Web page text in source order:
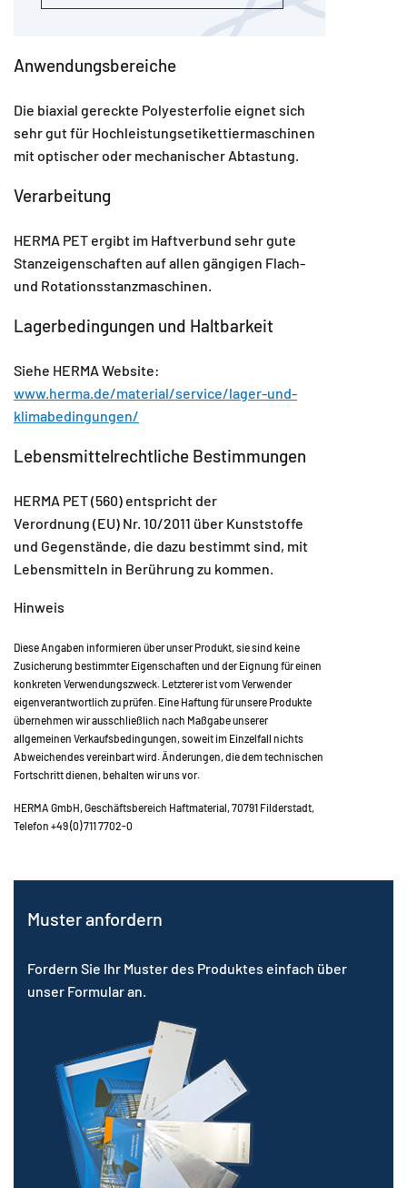
Anwendungsbereiche
Die biaxial gereckte Polyesterfolie eignet sich
sehr gut für Hochleistungsetikettiermaschinen
mit optischer oder mechanischer Abtastung.
Verarbeitung
HERMA PET ergibt im Haftverbund sehr gute
Stanzeigenschaften auf allen gängigen Flach-
und Rotationsstanzmaschinen.
Lagerbedingungen und Haltbarkeit
Siehe HERMA Website:
www.herma.de/material/service/lager-und-
klimabedingungen/
Lebensmittelrechtliche Bestimmungen
HERMA PET (560) entspricht der
Verordnung (EU) Nr. 10/2011 über Kunststoffe
und Gegenstände, die dazu bestimmt sind, mit
Lebensmitteln in Berührung zu kommen.
Hinweis
Diese Angaben informieren über unser Produkt, sie sind keine
Zusicherung bestimmter Eigenschaften und der Eignung für einen
konkreten Verwendungszweck. Letzterer ist vom Verwender
eigenverantwortlich zu prüfen. Eine Haftung für unsere Produkte
übernehmen wir ausschließlich nach Maßgabe unserer
allgemeinen Verkaufsbedingungen, soweit im Einzelfall nichts
Abweichendes vereinbart wird. Änderungen, die dem technischen
Fortschritt dienen, behalten wir uns vor.
HERMA GmbH, Geschäftsbereich Haftmaterial, 70791 Filderstadt,
Telefon +49 (0) 711 7702-0
Muster anfordern
Fordern Sie Ihr Muster des Produktes einfach über
unser Formular an.